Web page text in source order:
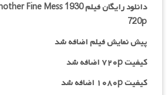
دانلود رایگان فیلمFine Mess 1930
720p
پیش نمایش فیلم اضافه شد
کیفیت ۷۲۰p اضافه شد
کیفیت ۱۰۸۰p اضافه شد